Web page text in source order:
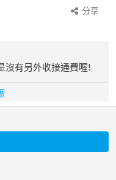
分享
沒有另外收接通費喔!